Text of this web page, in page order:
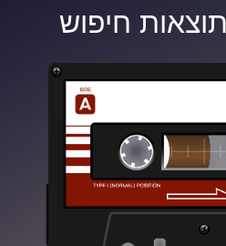
חיפוש